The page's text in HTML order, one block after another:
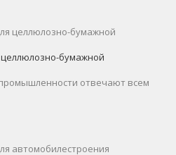
бумажной
отвечают всем